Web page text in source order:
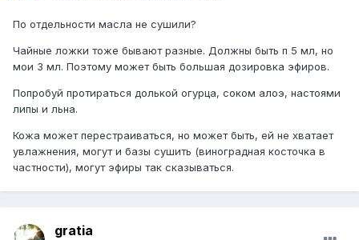
По отдельности масла не сушили?
Чайные ложки тоже бывают разные. Должны быть п 5 мл, но
мои 3 мл. Поэтому может быть большая дозировка эфиров.
Попробуй протираться долькой огурца, соком алоэ, настоями
липы и льна.
Кожа может перестраиваться, но может быть, ей не хватает
увлажнения, могут и базы сушить (виноградная косточка в
частности), могут эфиры так сказываться.
gratia